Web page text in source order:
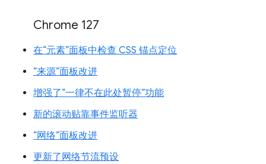
Chrome 127
在“元素”面板中检查 CSS 锚点定位
“来源”面板改进
增强了“一律不在此处暂停”功能
新的滚动贴靠事件监听器
“网络”面板改进
更新了网络节流预设